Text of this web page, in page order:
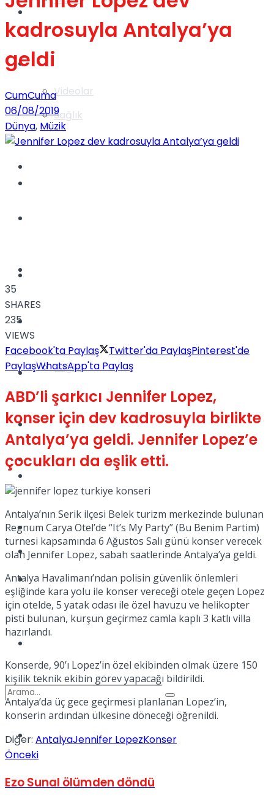
Videolar
Sağlık
TV
Kadınca
Türkiye
Gündem
Yaşam
Sağlık
Müzik
Sinema
Spor
Podcast
No Result
kadrosuyla Antalya’ya
geldi
CumCuma
06/08/2019
Dünya, Müzik
35
SHARES
235
VIEWS
Facebook'ta Paylaş
Twitter'da PaylaşPinterest'de
PaylaşWhatsApp'ta Paylaş
ABD’li şarkıcı Jennifer Lopez,
konser için dev kadrosuyla birlikte
Antalya’ya geldi. Jennifer Lopez’e
çocukları da eşlik etti.
Antalya’nın Serik ilçesi Belek turizm merkezinde bulunan
Regnum Carya Otel’de “It’s My Party” (Bu Benim Partim)
turnesi kapsamında 6 Ağustos Salı günü konser verecek
olan Jennifer Lopez, sabah saatlerinde Antalya’ya geldi.
Antalya Havalimanı’ndan polisin güvenlik önlemleri
eşliğinde kara yolu ile konser vereceği otele geçen Lopez
için otelde, 5 yatak odası ile özel havuzu ve helikopter
pisti bulunan, kurşun geçirmez camla kaplı 3 katlı villa
hazırlandı.
Konserde, 90’ı Lopez’in özel ekibinden olmak üzere 150
kişilik teknik ekibin görev yapacağı bildirildi.
Antalya’da üç gece geçirmesi planlanan Lopez’in,
konserin ardından ülkesine döneceği öğrenildi.
Diğer: AntalyaJennifer LopezKonser
Önceki
Ezo Sunal ölümden döndü